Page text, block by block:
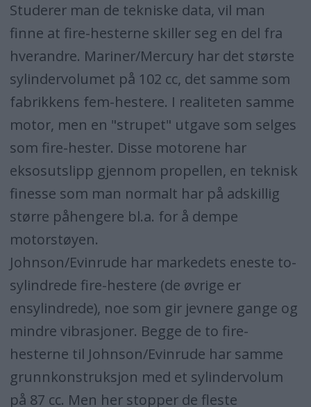
Studerer man de tekniske data, vil man
finne at fire-hesterne skiller seg en del fra
hverandre. Mariner/Mercury har det største
sylindervolumet på 102 cc, det samme som
fabrikkens fem-hestere. I realiteten samme
motor, men en "strupet" utgave som selges
som fire-hester. Disse motorene har
eksosutslipp gjennom propellen, en teknisk
finesse som man normalt har på adskillig
større påhengere bl.a. for å dempe
motorstøyen.
Johnson/Evinrude har markedets eneste to-
sylindrede fire-hestere (de øvrige er
ensylindrede), noe som gir jevnere gange og
mindre vibrasjoner. Begge de to fire-
hesterne til Johnson/Evinrude har samme
grunnkonstruksjon med et sylindervolum
på 87 cc. Men her stopper de fleste